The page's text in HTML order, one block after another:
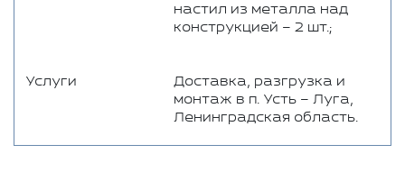
настил из металла над
конструкцией – 2 шт.;
Услуги
Доставка, разгрузка и
монтаж в п. Усть – Луга,
Ленинградская область.